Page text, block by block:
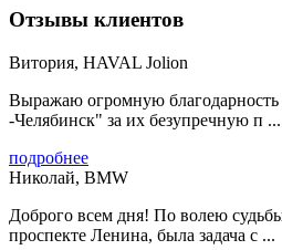
Отзывы клиентов
Витория, HAVAL Jolion
Выражаю огромную благодарность
-Челябинск" за их безупречную п ...
подробнее
Николай, BMW
Доброго всем дня! По волею
проспекте Ленина, была задача с ...